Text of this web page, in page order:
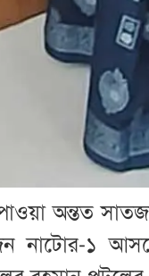
অন্তত
নাটোর-১